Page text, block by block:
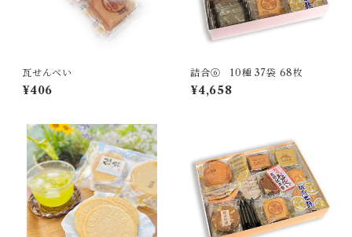
瓦せんべい
¥406
詰合⑥ 10種 37袋 68枚
¥4,658